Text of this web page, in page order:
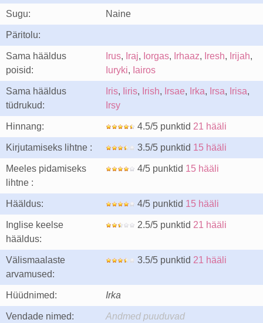
Sugu: Naine
Päritolu:
Sama hääldus
poisid:
Irus, Iraj, Iorgas, Irhaaz, Iresh, Irijah,
Iuryki, Iairos
Sama hääldus
tüdrukud:
Iris, Iiris, Irish, Irsae, Irka, Irsa, Irisa,
Irsy
Hinnang: 4.5/5 punktid 21 hääli
Kirjutamiseks lihtne : 3.5/5 punktid 15 hääli
Meeles pidamiseks
lihtne :
4/5 punktid 15 hääli
Hääldus: 4/5 punktid 15 hääli
Inglise keelse
hääldus:
2.5/5 punktid 21 hääli
Välismaalaste
arvamused:
3.5/5 punktid 21 hääli
Hüüdnimed: Irka
Vendade nimed: Andmed puuduvad